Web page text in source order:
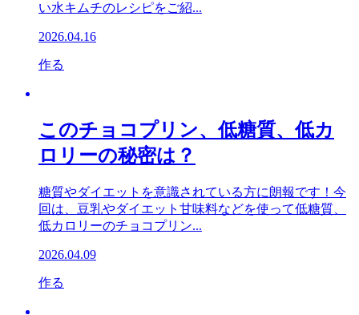
い水キムチのレシピをご紹...
2026.04.16
作る
このチョコプリン、低糖質、低カ
ロリーの秘密は？
糖質やダイエットを意識されている方に朗報です！今
回は、豆乳やダイエット甘味料などを使って低糖質、
低カロリーのチョコプリン...
2026.04.09
作る